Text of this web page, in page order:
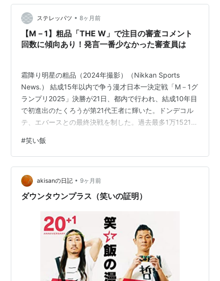
るのが印象的です。今日は奥田さんがゲストの回のう
ち、「神はどこにいらっしゃるのか」の回をご紹介しま
す…
ステレッパツ • 8ヶ月前
【M－1】粗品「THE W」で注目の審査コメント
回数に傾向あり！発言一番少なかった審査員は
霜降り明星の粗品（2024年撮影）（Nikkan Sports
News.） 結成15年以内で争う漫才日本一決定戦「M－1グ
ランプリ2025」決勝が21日、都内で行われ、結成10年目
で初進出のたくろうが第21代王者に輝いた。ドンデコル
テ、エバースとの最終決戦を制した。過去最多1万1521組
ストラウンドでのコメント数で一番少なかった審査員 出
場コンビの漫才に注目が集まった一方で、審査員コメン
トにも注目が集まっていた。「M－1」の1週間前、13日
放送の日本テレビ系「女芸人No.1決定戦 THE W 2025」
では霜降り明星の粗品（32）が長尺…
#笑い飯
akisanの日記 • 9ヶ月前
ダウンタウンプラス（笑いの証明）